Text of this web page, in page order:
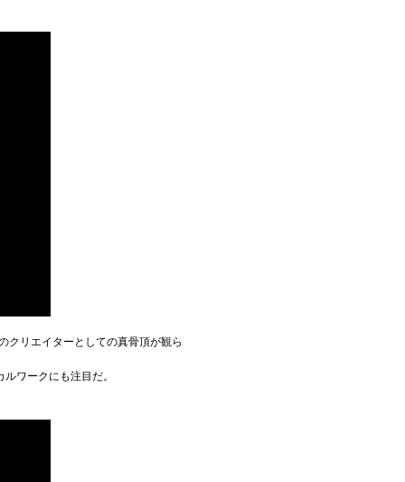
クリエイターとしての真骨頂が観ら
ワークにも注目だ。